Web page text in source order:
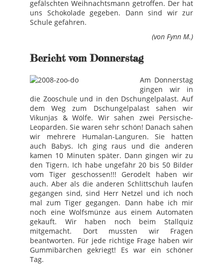
gefälschten Weihnachtsmann getroffen. Der hat
uns Schokolade gegeben. Dann sind wir zur
Schule gefahren.
(von Fynn M.)
Bericht vom Donnerstag
Am Donnerstag
gingen wir in
die Zooschule und in den Dschungelpalast. Auf
dem Weg zum Dschungelpalast sahen wir
Vikunjas & Wölfe. Wir sahen zwei Persische-
Leoparden. Sie waren sehr schön! Danach sahen
wir mehrere Humalan-Languren. Sie hatten
auch Babys. Ich ging raus und die anderen
kamen 10 Minuten später. Dann gingen wir zu
den Tigern. Ich habe ungefähr 20 bis 50 Bilder
vom Tiger geschossen!!! Gerodelt haben wir
auch. Aber als die anderen Schlittschuh laufen
gegangen sind, sind Herr Netzel und ich noch
mal zum Tiger gegangen. Dann habe ich mir
noch eine Wolfsmünze aus einem Automaten
gekauft. Wir haben noch beim Stallquiz
mitgemacht. Dort mussten wir Fragen
beantworten. Für jede richtige Frage haben wir
Gummibärchen gekriegt! Es war ein schöner
Tag.